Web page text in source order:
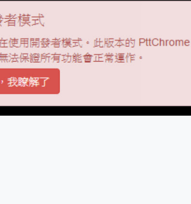
小體積 40000mAh 超大容量 一次充5個設備 充好充滿
97.3% 恢復率，資料救援就是這麼簡單 EaseUS Data
磁碟系統大風吹 有了 磁碟管理程式 EaseUS Partition
全新 SONY Xperia 1 VI 開箱! 相機實測! 長焦覆蓋更遠
Xiaomi 14 Ultra 開箱 評測~ 有深度的 Leica 影像旗艦
vivo TWS 3e 真無線藍牙耳機智慧降噪升級、音質明
MSI Claw 掌機專屬配件包 來囉 完美保護 MSI Claw
人像旗艦 vivo V30 系列 開箱 評測! 首搭蔡司光學鏡頭
多個願望一次滿足 超強散熱 微星 MSI Claw A1M-
一吸完美對位 擁有超強吸力與超好用的隱磁支架 O-
榮耀 HONOR 600 Pro x MOLLY Limited Edition 限量